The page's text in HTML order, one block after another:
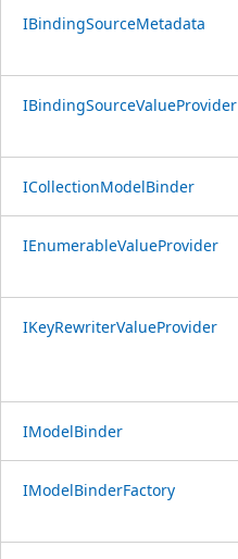
IBindingSourceMetadata
IBindingSourceValueProvider
ICollectionModelBinder
IEnumerableValueProvider
IKeyRewriterValueProvider
IModelBinder
IModelBinderFactory